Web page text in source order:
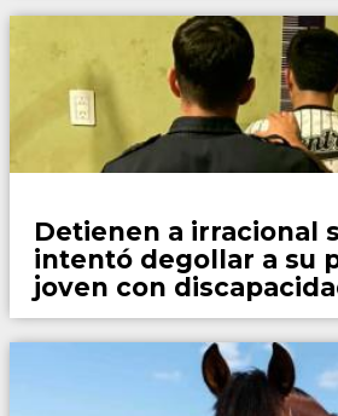
Detienen a irracional
intentó degollar a su
joven con